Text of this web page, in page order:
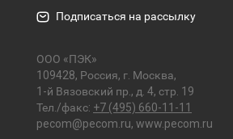
Подписаться на рассылку
ООО «ПЭК»
109428, Россия, г. Москва,
1-й Вязовский пр., д. 4, стр. 19
Тел./факс: +7 (495) 660-11-11
pecom@pecom.ru, www.pecom.ru